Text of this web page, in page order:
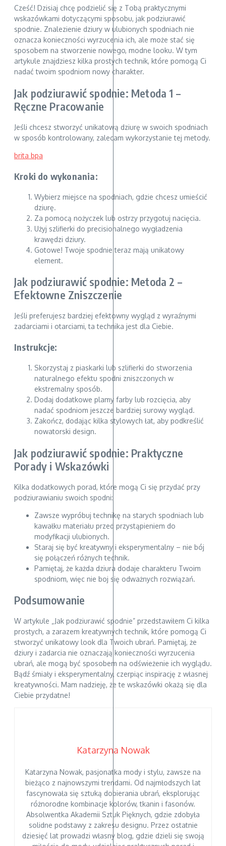
Cześć! Dzisiaj chcę podzielić się z Tobą praktycznymi
wskazówkami dotyczącymi sposobu, jak podziurawić
spodnie. Znalezienie dziury w ulubionych spodniach nie
oznacza konieczności wyrzucenia ich, ale może stać się
sposobem na stworzenie nowego, modne looku. W tym
artykule znajdziesz kilka prostych technik, które pomogą Ci
nadać twoim spodniom nowy charakter.
Jak podziurawić spodnie: Metoda 1 –
Ręczne Pracowanie
Jeśli chcesz stworzyć unikatową dziurę w swoich spodniach
w sposób kontrolowany, zalecam wykorzystanie tej metody.
brita bpa
Kroki do wykonania:
Wybierz miejsce na spodniach, gdzie chcesz umieścić
dziurę.
Za pomocą nożyczek lub ostrzy przygotuj nacięcia.
Użyj szlifierki do precisionalnego wygładzenia
krawędzi dziury.
Gotowe! Twoje spodnie teraz mają unikatowy
element.
Jak podziurawić spodnie: Metoda 2 –
Efektowne Zniszczenie
Jeśli preferujesz bardziej efektowny wygląd z wyraźnymi
zadarciami i otarciami, ta technika jest dla Ciebie.
Instrukcje:
Skorzystaj z piaskarki lub szlifierki do stworzenia
naturalnego efektu spodni zniszczonych w
ekstremalny sposób.
Dodaj dodatkowe plamy farby lub rozcięcia, aby
nadać spodniom jeszcze bardziej surowy wygląd.
Zakończ, dodając kilka stylowych łat, aby podkreślić
nowatorski design.
Jak podziurawić spodnie: Praktyczne
Porady i Wskazówki
Kilka dodatkowych porad, które mogą Ci się przydać przy
podziurawianiu swoich spodni:
Zawsze wypróbuj technikę na starych spodniach lub
kawałku materiału przed przystąpieniem do
modyfikacji ulubionych.
Staraj się być kreatywny i eksperymentalny – nie bój
się połączeń różnych technik.
Pamiętaj, że każda dziura dodaje charakteru Twoim
spodniom, więc nie boj się odważnych rozwiązań.
Podsumowanie
W artykule „Jak podziurawić spodnie” przedstawiłem Ci kilka
prostych, a zarazem kreatywnych technik, które pomogą Ci
stworzyć unikatowy look dla Twoich ubrań. Pamiętaj, że
dziury i zadarcia nie oznaczają konieczności wyrzucenia
ubrań, ale mogą być sposobem na odświeżenie ich wyglądu.
Bądź śmiały i eksperymentalny, czerpiąc inspirację z własnej
kreatywności. Mam nadzieję, że te wskazówki okażą się dla
Ciebie przydatne!
Katarzyna Nowak
Katarzyna Nowak, pasjonatka mody i stylu, zawsze na
bieżąco z najnowszymi trendami. Od najmłodszych lat
fascynowała się sztuką dobierania ubrań, eksplorując
różnorodne kombinacje kolorów, tkanin i fasonów.
Absolwentka Akademii Sztuk Pięknych, gdzie zdobyła
solidne podstawy z zakresu designu. Przez ostatnie
dziesięć lat prowadzi własny blog, gdzie dzieli się swoją